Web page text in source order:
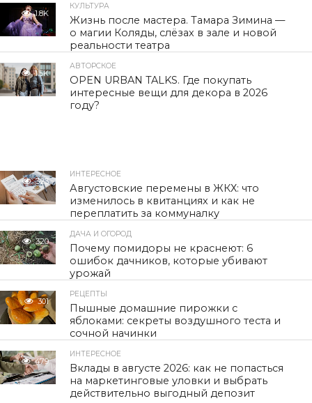
1.8K
КУЛЬТУРА
Жизнь после мастера. Тамара Зимина —
о магии Коляды, слёзах в зале и новой
реальности театра
1.5K
АВТОРСКОЕ
OPEN URBAN TALKS. Где покупать
интересные вещи для декора в 2026
году?
323
ИНТЕРЕСНОЕ
Августовские перемены в ЖКХ: что
изменилось в квитанциях и как не
переплатить за коммуналку
320
ДАЧА И ОГОРОД
Почему помидоры не краснеют: 6
ошибок дачников, которые убивают
урожай
301
РЕЦЕПТЫ
Пышные домашние пирожки с
яблоками: секреты воздушного теста и
сочной начинки
479
ИНТЕРЕСНОЕ
Вклады в августе 2026: как не попасться
на маркетинговые уловки и выбрать
действительно выгодный депозит